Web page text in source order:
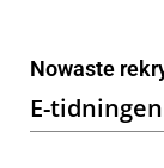
Nowaste
E-